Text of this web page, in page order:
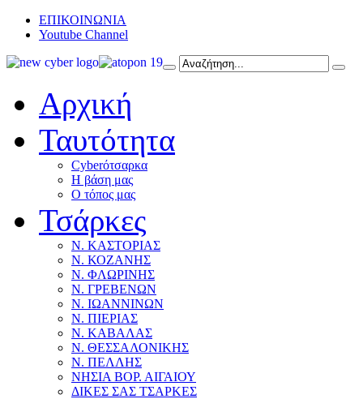
ΕΠΙΚΟΙΝΩΝΙΑ
Youtube Channel
Αρχική
Ταυτότητα
Cyberότσαρκα
Η βάση μας
Ο τόπος μας
Τσάρκες
Ν. ΚΑΣΤΟΡΙΑΣ
Ν. ΚΟΖΑΝΗΣ
Ν. ΦΛΩΡΙΝΗΣ
Ν. ΓΡΕΒΕΝΩΝ
Ν. ΙΩΑΝΝΙΝΩΝ
Ν. ΠΙΕΡΙΑΣ
Ν. ΚΑΒΑΛΑΣ
Ν. ΘΕΣΣΑΛΟΝΙΚΗΣ
Ν. ΠΕΛΛΗΣ
ΝΗΣΙΑ ΒΟΡ. ΑΙΓΑΙΟΥ
ΔΙΚΕΣ ΣΑΣ ΤΣΑΡΚΕΣ